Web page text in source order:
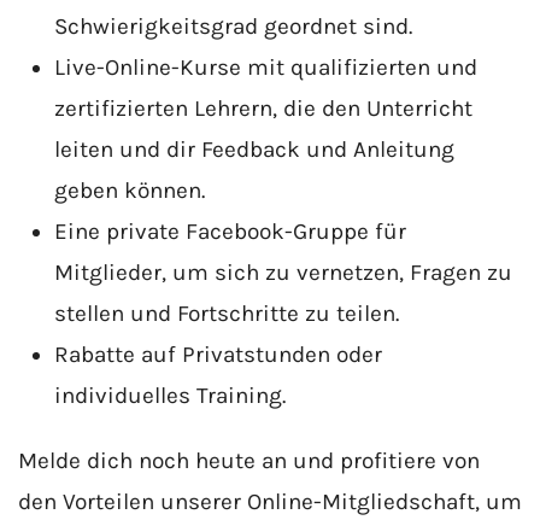
Schwierigkeitsgrad geordnet sind.
Live-Online-Kurse mit qualifizierten und
zertifizierten Lehrern, die den Unterricht
leiten und dir Feedback und Anleitung
geben können.
Eine private Facebook-Gruppe für
Mitglieder, um sich zu vernetzen, Fragen zu
stellen und Fortschritte zu teilen.
Rabatte auf Privatstunden oder
individuelles Training.
Melde dich noch heute an und profitiere von
den Vorteilen unserer Online-Mitgliedschaft, um